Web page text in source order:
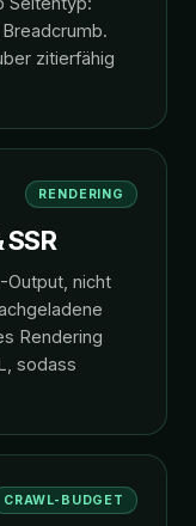
zitierfähig
RENDERING
Output, nicht
Rendering
sodass
CRAWL-BUDGET